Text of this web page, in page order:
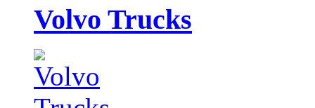
Volvo Trucks